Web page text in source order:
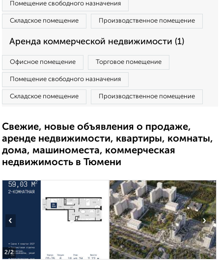
Помещение свободного назначения
Складское помещение Производственное помещение
Аренда коммерческой недвижимости (1)
Офисное помещение Торговое помещение
Помещение свободного назначения
Складское помещение Производственное помещение
Свежие, новые объявления о продаже,
аренде недвижимости, квартиры, комнаты,
дома, машиноместа, коммерческая
недвижимость в Тюмени
2/2
‹ ›